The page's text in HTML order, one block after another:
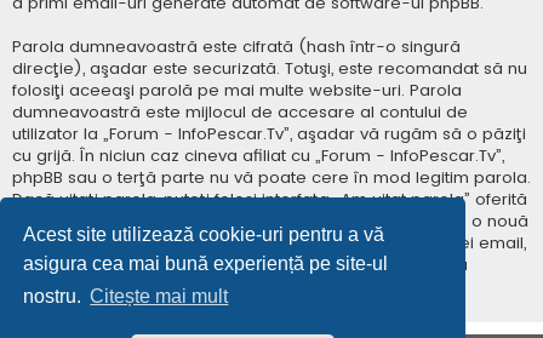
Acest site utilizează cookie-uri pentru a vă
asigura cea mai bună experiență pe site-ul
nostru. Citește mai mult
Parola dumneavoastră este cifrată (hash într-o singură
direcţie), aşadar este securizată. Totuşi, este recomandat să nu
folosiţi aceeaşi parolă pe mai multe website-uri. Parola
dumneavoastră este mijlocul de accesare al contului de
utilizator la „Forum - InfoPescar.Tv”, aşadar vă rugăm să o păziţi
cu grijă. În niciun caz cineva afiliat cu „Forum - InfoPescar.Tv”,
phpBB sau o terţă parte nu vă poate cere în mod legitim parola.
Dacă uitaţi parola, puteţi folosi interfaţa „Am uitat parola” oferită
de software-ul phpBB. Această procedură vă va genera o nouă
parolă prin transmiterea numelui de utilizator şi a adresei email,
apoi software-ul phpBB va genera o nouă parolă pentru
accesarea contului dumneavoastră.